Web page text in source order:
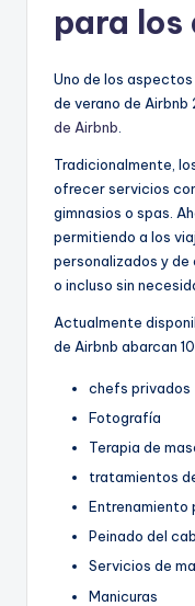
para
Uno de los
de verano de
de Airbnb
Tradicionalmente,
ofrecer servicios
gimnasios o spas.
permitiendo a los
personalizados y de
o incluso sin
Actualmente
de Airbnb abarcan
chefs privados
Fotografía
Terapia de
tratamientos
Entrenamiento
Peinado del
Servicios de
Manicuras